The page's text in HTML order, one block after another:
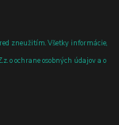
zneužitím. Všetky informácie,
o ochrane osobných údajov a o